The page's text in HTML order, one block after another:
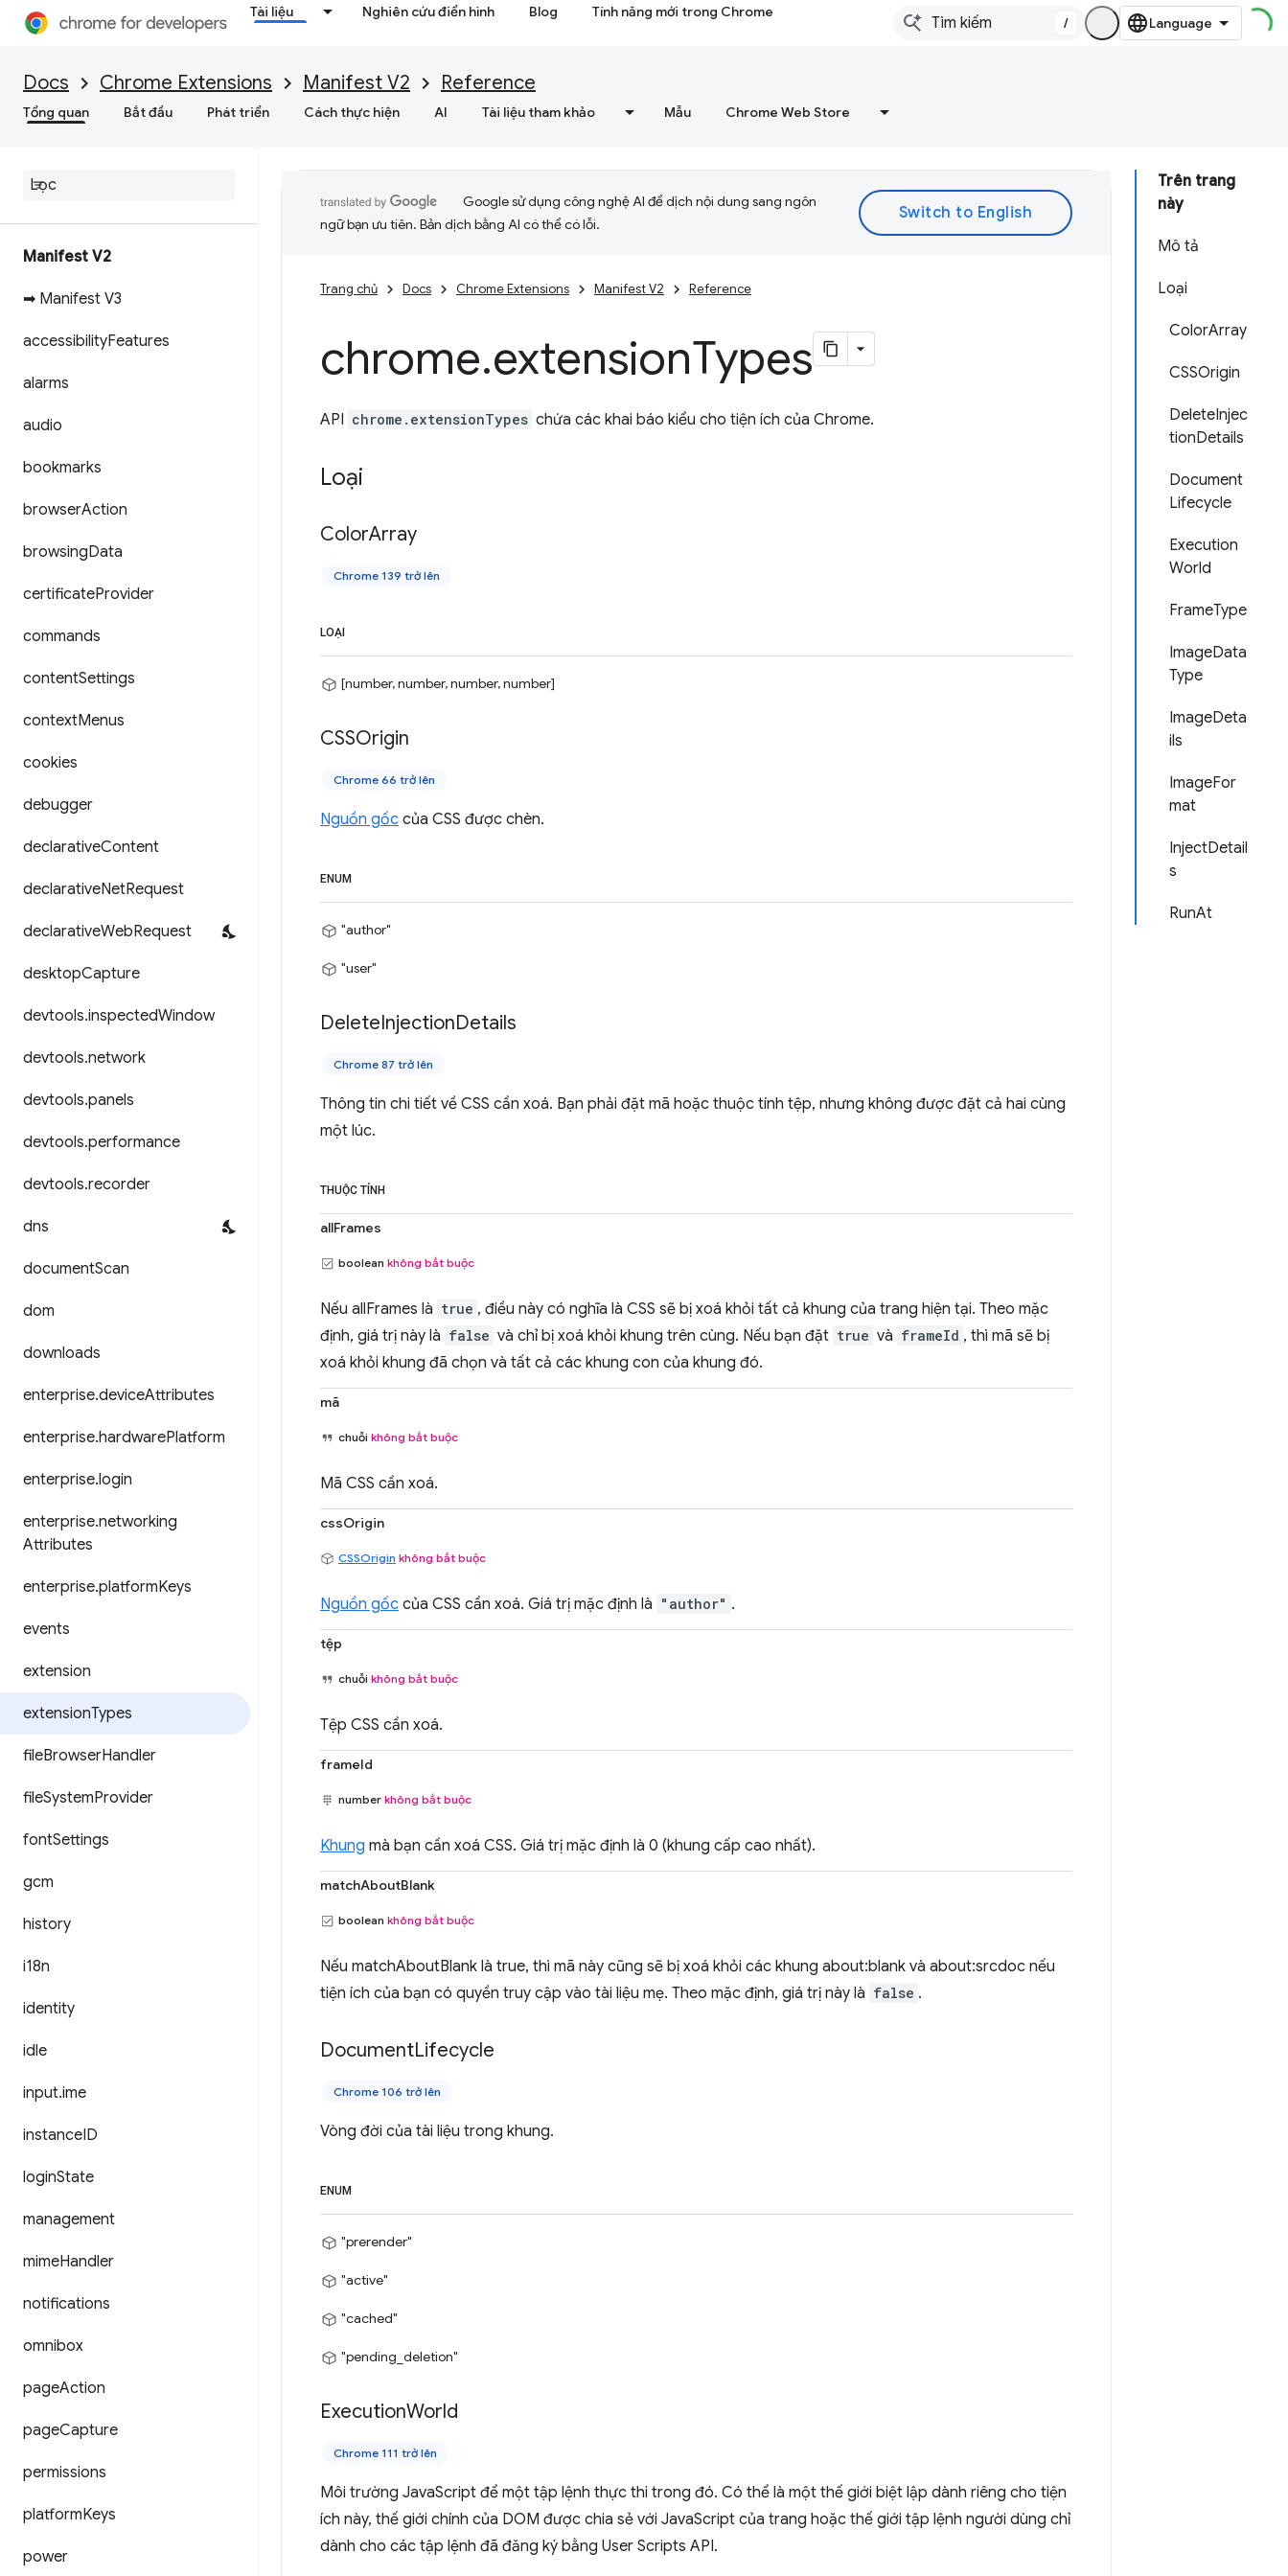
Tài liệu Nghiên cứu điển hình Blog Tính năng mới trong Chrome
/
Docs Chrome Extensions Manifest V2 Reference
Tổng quan Bắt đầu Phát triển Cách thực hiện AI Tài liệu tham khảo Mẫu Chrome Web Store
Manifest V2
➡ Manifest V3
accessibilityFeatures
alarms
audio
bookmarks
browserAction
browsingData
certificateProvider
commands
contentSettings
contextMenus
cookies
debugger
declarativeContent
declarativeNetRequest
declarativeWebRequest
desktopCapture
devtools.inspectedWindow
devtools.network
devtools.panels
devtools.performance
devtools.recorder
dns
documentScan
dom
downloads
enterprise.deviceAttributes
enterprise.hardwarePlatform
enterprise.login
enterprise.networking
Attributes
enterprise.platformKeys
events
extension
extensionTypes
fileBrowserHandler
fileSystemProvider
fontSettings
gcm
history
i18n
identity
idle
input.ime
instanceID
loginState
management
mimeHandler
notifications
omnibox
pageAction
pageCapture
permissions
platformKeys
power
Trên trang
này
Mô tả
Loại
ColorArray
CSSOrigin
DeleteInjec
tionDetails
Document
Lifecycle
Execution
World
FrameType
ImageData
Type
ImageDeta
ils
ImageFor
mat
InjectDetail
s
RunAt
Google sử dụng công nghệ AI để dịch nội dung sang ngôn
ngữ bạn ưu tiên. Bản dịch bằng AI có thể có lỗi.
Trang chủ Docs Chrome Extensions Manifest V2 Reference
chrome.extensionTypes
API chrome.extensionTypes chứa các khai báo kiểu cho tiện ích của Chrome.
Loại
ColorArray
Chrome 139 trở lên
LOẠI
[number, number, number, number]
CSSOrigin
Chrome 66 trở lên
Nguồn gốc của CSS được chèn.
ENUM
"author"
"user"
DeleteInjectionDetails
Chrome 87 trở lên
Thông tin chi tiết về CSS cần xoá. Bạn phải đặt mã hoặc thuộc tính tệp, nhưng không được đặt cả hai cùng
một lúc.
THUỘC TÍNH
allFrames
boolean không bắt buộc
Nếu allFrames là true , điều này có nghĩa là CSS sẽ bị xoá khỏi tất cả khung của trang hiện tại. Theo mặc
định, giá trị này là false và chỉ bị xoá khỏi khung trên cùng. Nếu bạn đặt true và frameId , thì mã sẽ bị
xoá khỏi khung đã chọn và tất cả các khung con của khung đó.
mã
chuỗi không bắt buộc
Mã CSS cần xoá.
cssOrigin
CSSOrigin không bắt buộc
Nguồn gốc của CSS cần xoá. Giá trị mặc định là "author" .
tệp
chuỗi không bắt buộc
Tệp CSS cần xoá.
frameId
number không bắt buộc
Khung mà bạn cần xoá CSS. Giá trị mặc định là 0 (khung cấp cao nhất).
matchAboutBlank
boolean không bắt buộc
Nếu matchAboutBlank là true, thì mã này cũng sẽ bị xoá khỏi các khung about:blank và about:srcdoc nếu
tiện ích của bạn có quyền truy cập vào tài liệu mẹ. Theo mặc định, giá trị này là false .
DocumentLifecycle
Chrome 106 trở lên
Vòng đời của tài liệu trong khung.
ENUM
"prerender"
"active"
"cached"
"pending_deletion"
ExecutionWorld
Chrome 111 trở lên
Môi trường JavaScript để một tập lệnh thực thi trong đó. Có thể là một thế giới biệt lập dành riêng cho tiện
ích này, thế giới chính của DOM được chia sẻ với JavaScript của trang hoặc thế giới tập lệnh người dùng chỉ
dành cho các tập lệnh đã đăng ký bằng User Scripts API.